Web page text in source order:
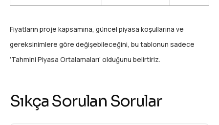
Fiyatların proje kapsamına, güncel piyasa koşullarına ve
gereksinimlere göre değişebileceğini, bu tablonun sadece
‘Tahmini Piyasa Ortalamaları’ olduğunu belirtiriz.
Sıkça Sorulan Sorular